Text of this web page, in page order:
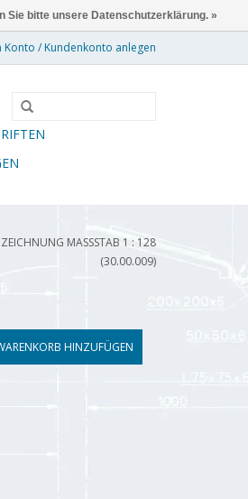
Konto / Kundenkonto anlegen
MASSSTAB 1 : 128 (
30.00.009)
HINZUFÜGEN
Sie bitte unsere Datenschutzerklärung. »